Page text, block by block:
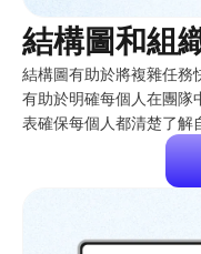
結構圖和組
結構圖有助於將複雜任務
有助於明確每個人在團隊
表確保每個人都清楚了解